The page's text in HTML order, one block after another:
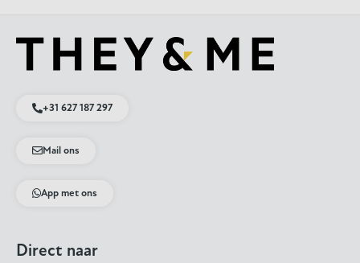
+31 627 187 297
Mail ons
App met ons
Direct naar